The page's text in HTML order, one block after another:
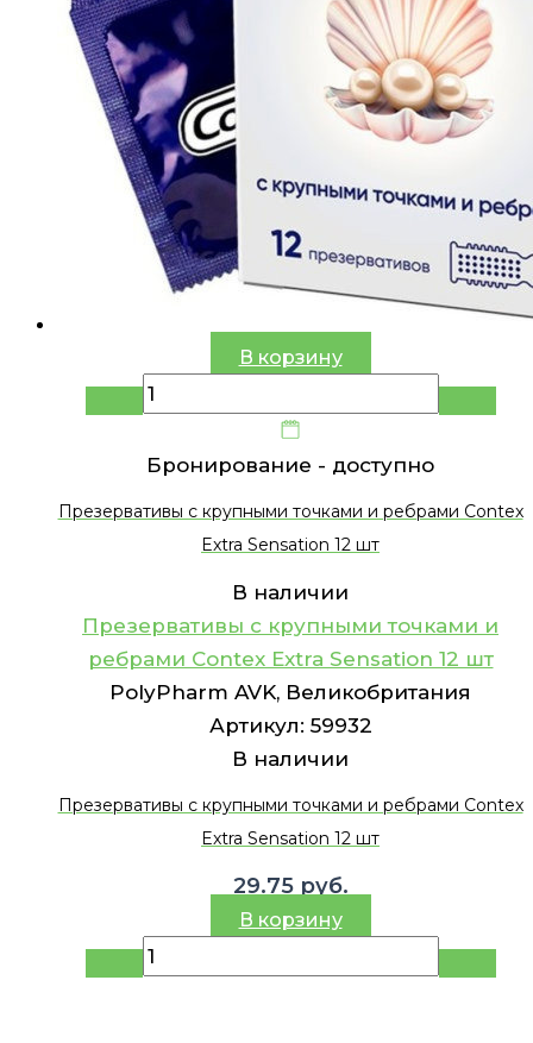
В корзину
Бронирование - доступно
Презервативы с крупными точками и ребрами Contex
Extra Sensation 12 шт
В наличии
Презервативы с крупными точками и
ребрами Contex Extra Sensation 12 шт
PolyPharm AVK, Великобритания
Артикул: 59932
В наличии
Презервативы с крупными точками и ребрами Contex
Extra Sensation 12 шт
29.75 руб.
В корзину